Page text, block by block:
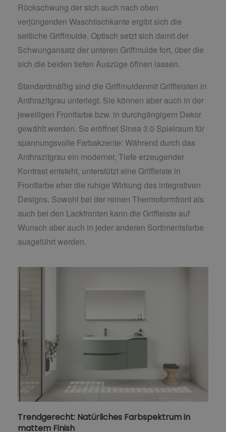
Rückschwung der sich auch nach oben
verjüngenden Waschtischkante ergibt sich die
seitliche Griffmulde. Optisch setzt sich damit der
Schwungansatz der unteren Griffmulde fort, über die
sich die beiden tiefen Auszüge öffnen lassen.
Standardmäßig sind die Griffmuldenmit Griffleisten in
Anthrazitgrau unterlegt. Sie können aber auch in der
jeweiligen Frontfarbe bzw. in durchgängigem Dekor
gewählt werden. So eröffnet Sinea 3.0 Spielraum für
spannungsvolle Farbakzente: Während durch das
Anthrazitgrau ein moderner, Tiefe erzeugender
Kontrast entsteht, unterstützt eine Griffleiste in
Frontfarbe eher die ruhige Wirkung des integrativen
Designs. Sowohl bei der reinen Thermoformfront als
auch bei den Lackfronten kann die Griffleiste auf
Wunsch aber auch in jeder anderen Sortimentsfarbe
ausgeführt werden.
Trendgerecht: Natürliches Farbspektrum in
mattem Finish